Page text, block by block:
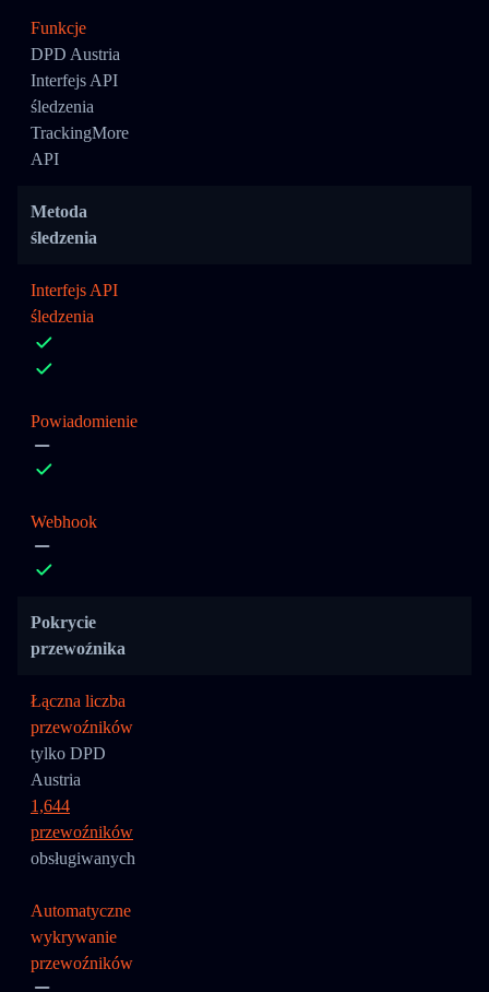
Funkcje
DPD Austria
Interfejs API
śledzenia
TrackingMore
API
Metoda
śledzenia
Interfejs API
śledzenia
Powiadomienie
Webhook
Pokrycie
przewoźnika
Łączna liczba
przewoźników
tylko DPD
Austria
1,644
przewoźników
obsługiwanych
Automatyczne
wykrywanie
przewoźników